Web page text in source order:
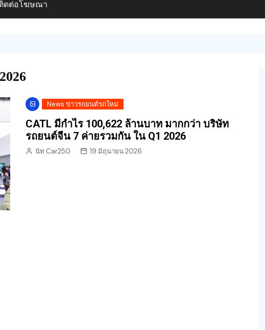
ดต่อโฆษณา
News ข่าวรถยนต์รถใหม่
CATL มีกำไร 100,622 ล้านบาท มากกว่า บริษัท
รถยนต์จีน 7 ค่ายรวมกัน ใน Q1 2026
นัท Car250 19 มิถุนายน 2026